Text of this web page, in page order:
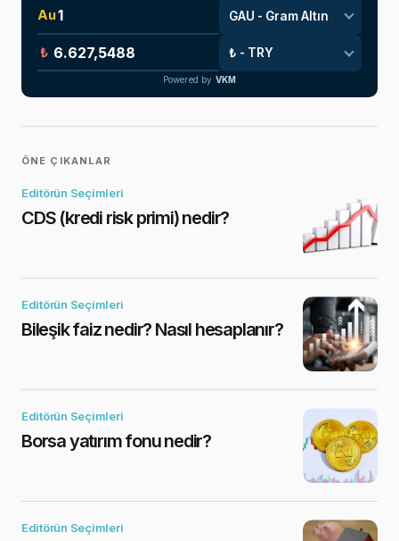
Au
₺
Powered by VKM
ÖNE ÇIKANLAR
Editörün Seçimleri
CDS (kredi risk primi) nedir?
Editörün Seçimleri
Bileşik faiz nedir? Nasıl hesaplanır?
Editörün Seçimleri
Borsa yatırım fonu nedir?
Editörün Seçimleri